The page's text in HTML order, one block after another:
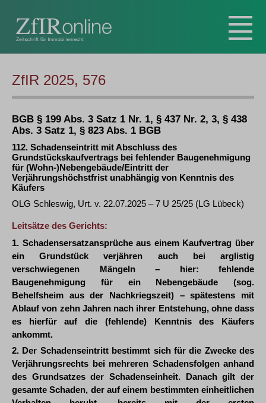
ZfIR 2025, 576
BGB § 199 Abs. 3 Satz 1 Nr. 1, § 437 Nr. 2, 3, § 438
Abs. 3 Satz 1, § 823 Abs. 1 BGB
112. Schadenseintritt mit Abschluss des
Grundstückskaufvertrags bei fehlender Baugenehmigung
für (Wohn-)Nebengebäude/Eintritt der
Verjährungshöchstfrist unabhängig von Kenntnis des
Käufers
OLG Schleswig, Urt. v. 22.07.2025 – 7 U 25/25 (LG Lübeck)
Leitsätze des Gerichts:
1. Schadensersatzansprüche aus einem Kaufvertrag über
ein Grundstück verjähren auch bei arglistig
verschwiegenen Mängeln – hier: fehlende
Baugenehmigung für ein Nebengebäude (sog.
Behelfsheim aus der Nachkriegszeit) – spätestens mit
Ablauf von zehn Jahren nach ihrer Entstehung, ohne dass
es hierfür auf die (fehlende) Kenntnis des Käufers
ankommt.
2. Der Schadenseintritt bestimmt sich für die Zwecke des
Verjährungsrechts bei mehreren Schadensfolgen anhand
des Grundsatzes der Schadenseinheit. Danach gilt der
gesamte Schaden, der auf einem bestimmten einheitlichen